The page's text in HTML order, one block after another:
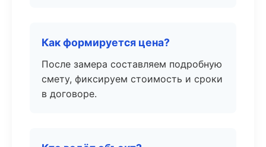
Как формируется цена?
После замера составляем подробную
смету, фиксируем стоимость и сроки
в договоре.